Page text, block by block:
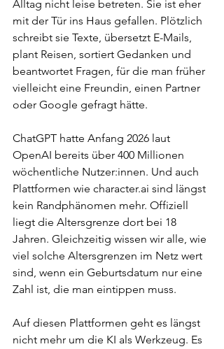
Alltag nicht leise betreten. Sie ist eher
mit der Tür ins Haus gefallen. Plötzlich
schreibt sie Texte, übersetzt E-Mails,
plant Reisen, sortiert Gedanken und
beantwortet Fragen, für die man früher
vielleicht eine Freundin, einen Partner
oder Google gefragt hätte.
ChatGPT hatte Anfang 2026 laut
OpenAI bereits über 400 Millionen
wöchentliche Nutzer:innen. Und auch
Plattformen wie character.ai sind längst
kein Randphänomen mehr. Offiziell
liegt die Altersgrenze dort bei 18
Jahren. Gleichzeitig wissen wir alle, wie
viel solche Altersgrenzen im Netz wert
sind, wenn ein Geburtsdatum nur eine
Zahl ist, die man eintippen muss.
Auf diesen Plattformen geht es längst
nicht mehr um die KI als Werkzeug. Es